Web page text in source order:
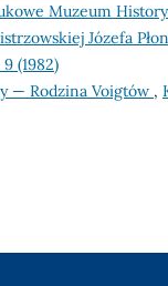
Muzeum
Józefa
(1982)
— Rodzina Voigtów ,